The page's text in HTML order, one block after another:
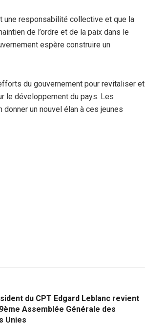
une responsabilité collective et que la
de l’ordre et de la paix dans le
espère construire un
du gouvernement pour revitaliser et
le développement du pays. Les
un nouvel élan à ces jeunes
du CPT Edgard Leblanc revient
Assemblée Générale des
Unies